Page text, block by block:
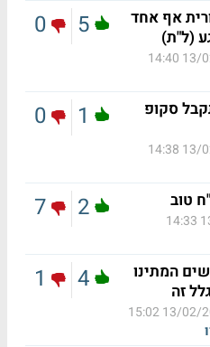
אף אחד
(ל"ת)
13/
5
0
סקופ
13/
1
0
טוב 2
7
המתינו
זה
13/02/2017
4
1